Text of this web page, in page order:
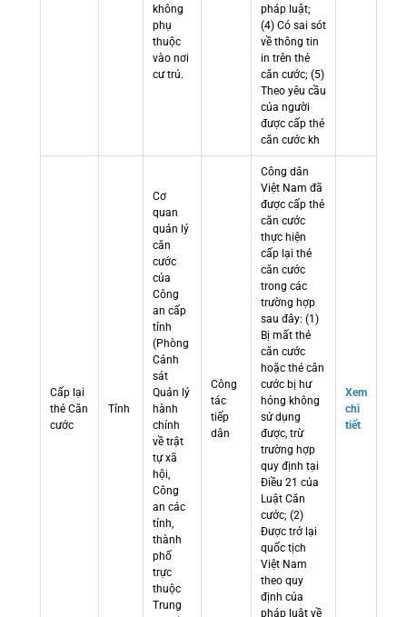
không
phụ
thuộc
vào nơi
cư trú.
pháp luật;
(4) Có sai sót
về thông tin
in trên thẻ
căn cước; (5)
Theo yêu cầu
của người
được cấp thẻ
căn cước kh
Cấp lại
thẻ Căn
cước
Tỉnh
Cơ
quan
quản lý
căn
cước
của
Công
an cấp
tỉnh
(Phòng
Cảnh
sát
Quản lý
hành
chính
về trật
tự xã
hội,
Công
an các
tỉnh,
thành
phố
trực
thuộc
Trung
Công
tác
tiếp
dân
Công dân
Việt Nam đã
được cấp thẻ
căn cước
thực hiện
cấp lại thẻ
căn cước
trong các
trường hợp
sau đây: (1)
Bị mất thẻ
căn cước
hoặc thẻ căn
cước bị hư
hỏng không
sử dụng
được, trừ
trường hợp
quy định tại
Điều 21 của
Luật Căn
cước; (2)
Được trở lại
quốc tịch
Việt Nam
theo quy
định của
pháp luật về
Xem
chi
tiết